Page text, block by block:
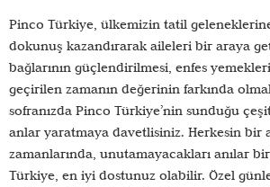
Pinco Türkiye, ülkemizin tatil
dokunuş kazandırarak aileleri bir araya
bağlarının güçlendirilmesi, enfes
geçirilen zamanın değerinin farkında
sofranızda Pinco Türkiye’nin sunduğu
anlar yaratmaya davetlisiniz. Herkesin bir
zamanlarında, unutamayacakları anılar
Türkiye, en iyi dostunuz olabilir. Özel